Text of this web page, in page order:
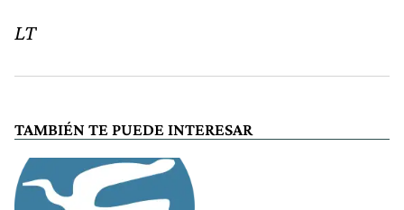
LT
TAMBIÉN TE PUEDE INTERESAR